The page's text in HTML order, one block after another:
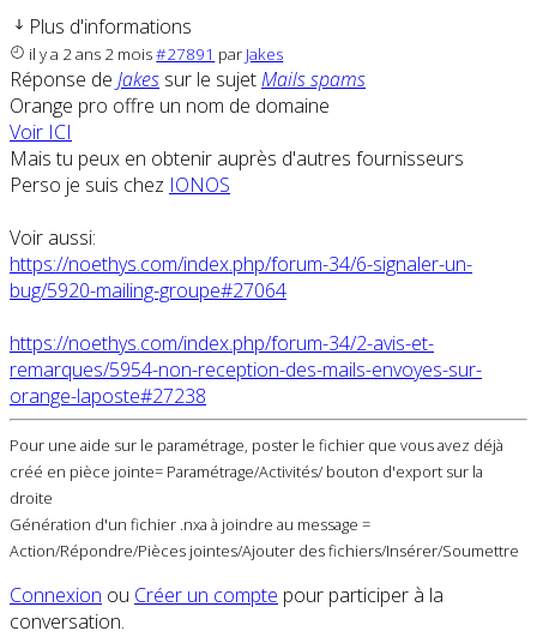
Plus d'informations
il y a 2 ans 2 mois#27891 par Jakes
Réponse de Jakes sur le sujetMails spams
Orange pro offre un nom de domaine
Voir ICI
Mais tu peux en obtenir auprès d'autres fournisseurs
Perso je suis chez IONOS
Voir aussi:
https://noethys.com/index.php/forum-34/6-signaler-un-
bug/5920-mailing-groupe#27064
https://noethys.com/index.php/forum-34/2-avis-et-
remarques/5954-non-reception-des-mails-envoyes-sur-
orange-laposte#27238
Pour une aide sur le paramétrage, poster le fichier que vous avez déjà
créé en pièce jointe= Paramétrage/Activités/ bouton d'export sur la
droite
Génération d'un fichier .nxa à joindre au message =
Action/Répondre/Pièces jointes/Ajouter des fichiers/Insérer/Soumettre
Connexion ou Créer un compte pour participer à la
conversation.